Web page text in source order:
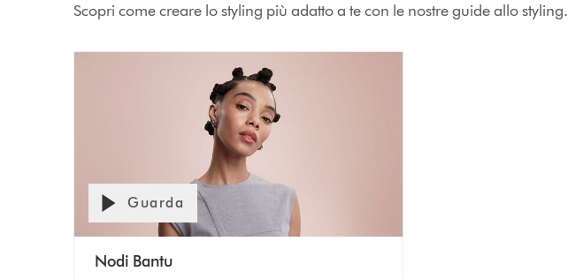
Scopri come creare lo styling più adatto a te con le nostre guide allo styling.
Guarda
Nodi Bantu